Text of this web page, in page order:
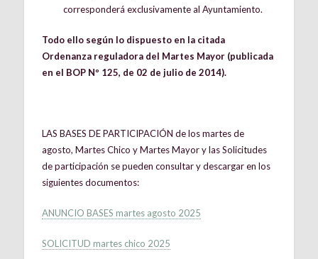
corresponderá exclusivamente al Ayuntamiento.
Todo ello según lo dispuesto en la citada
Ordenanza reguladora del Martes Mayor (publicada
en el BOP Nº 125, de 02 de julio de 2014).
LAS BASES DE PARTICIPACIÓN de los martes de
agosto, Martes Chico y Martes Mayor y las Solicitudes
de participación se pueden consultar y descargar en los
siguientes documentos:
ANUNCIO BASES martes agosto 2025
SOLICITUD martes chico 2025